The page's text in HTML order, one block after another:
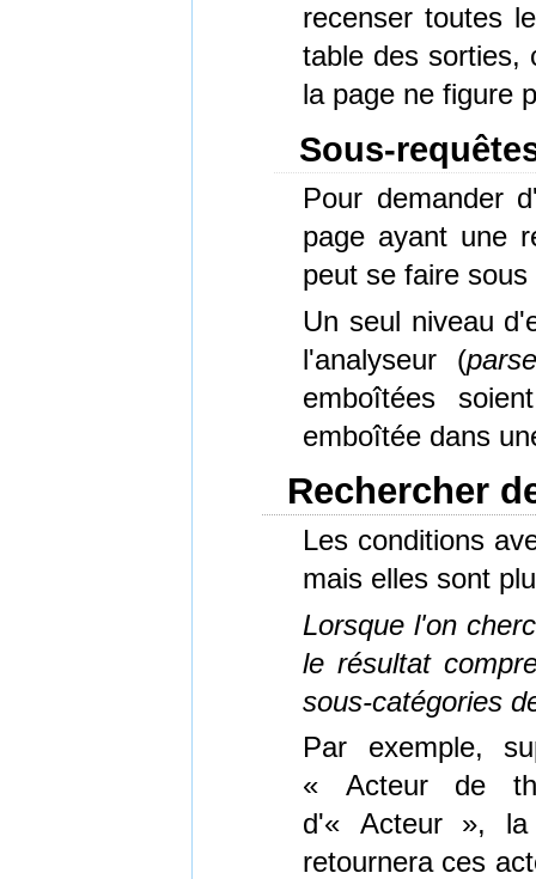
recenser toutes
table des sorties,
la page ne figure
Sous-
Pour demander
page ayant une
peut se faire
Un seul niveau
l'analyseur (
emboîtées
emboîtée dans
Rechercher
Les conditions
mais elles sont
Lorsque l'on
le résultat
sous-catégories
Par exemple,
« Acteur de
d'« Acteur », la
retournera ces